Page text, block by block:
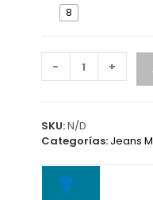
8
5904
- +
SKU:N/D
Categorías: Jeans